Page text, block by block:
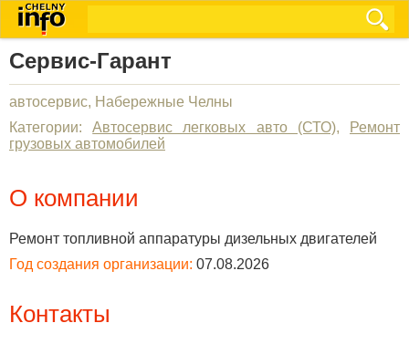
Сервис-Гарант
автосервис, Набережные Челны
Категории:Автосервис легковых авто (СТО),
Ремонт
грузовых автомобилей
О компании
Ремонт топливной аппаратуры дизельных двигателей
Год создания организации: 07.08.2026
Контакты